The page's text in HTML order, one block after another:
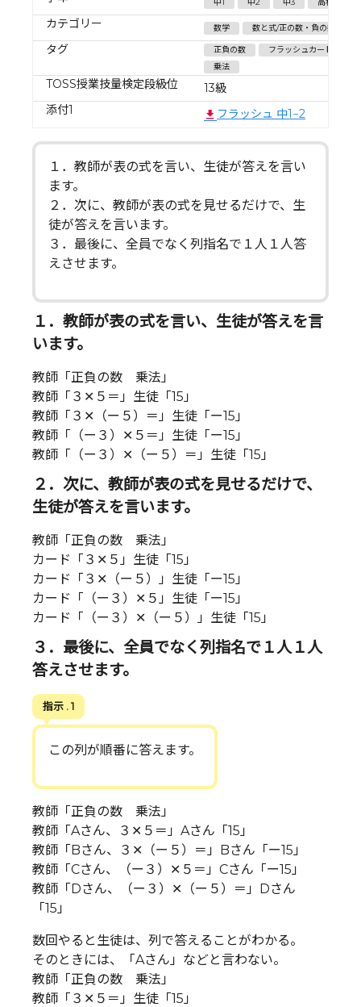
中1 中2 中3 高校生
カテゴリー 数学 数と式/正の数・負の数
タグ 正負の数
フラッシュカード
乗法
TOSS授業技量検定段級位
13級
添付1
フラッシュ 中1−2
１．教師が表の式を言い、生徒が答えを言い
ます。
２．次に、教師が表の式を見せるだけで、生
徒が答えを言います。
３．最後に、全員でなく列指名で１人１人答
えさせます。
１．教師が表の式を言い、生徒が答えを言
います。
教師「正負の数 乗法」
教師「３✕５＝」生徒「15」
教師「３✕（ー５）＝」生徒「ー15」
教師「（ー３）✕５＝」生徒「ー15」
教師「（ー３）✕（ー５）＝」生徒「15」
２．次に、教師が表の式を見せるだけで、
生徒が答えを言います。
教師「正負の数 乗法」
カード「３✕５」生徒「15」
カード「３✕（ー５）」生徒「ー15」
カード「（ー３）✕５」生徒「ー15」
カード「（ー３）✕（ー５）」生徒「15」
３．最後に、全員でなく列指名で１人１人
答えさせます。
指示 . 1
この列が順番に答えます。
教師「正負の数 乗法」
教師「Aさん、３✕５＝」Aさん「15」
教師「Bさん、３✕（ー５）＝」Bさん「ー15」
教師「Cさん、（ー３）✕５＝」Cさん「ー15」
教師「Dさん、（ー３）✕（ー５）＝」Dさん
「15」
数回やると生徒は、列で答えることがわかる。
そのときには、「Aさん」などと言わない。
教師「正負の数 乗法」
教師「３✕５＝」生徒「15」